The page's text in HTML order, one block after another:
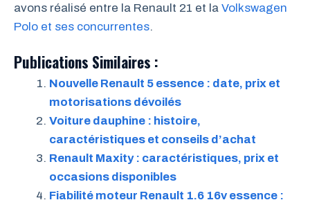
avons réalisé entre la Renault 21 et la Volkswagen
Polo et ses concurrentes.
Publications Similaires :
Nouvelle Renault 5 essence : date, prix et
motorisations dévoilés
Voiture dauphine : histoire,
caractéristiques et conseils d’achat
Renault Maxity : caractéristiques, prix et
occasions disponibles
Fiabilité moteur Renault 1.6 16v essence :